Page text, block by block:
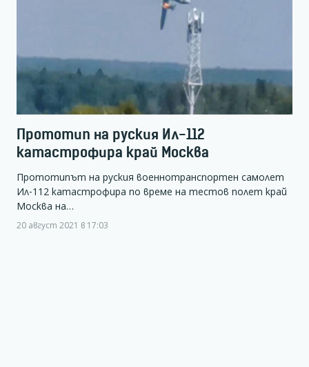
Прототип на руския Ил-112
катастрофира край Москва
Прототипът на руския военнотранспортен самолет
Ил-112 катастрофира по време на тестов полет край
Москва на…
20 август 2021 в 17:03